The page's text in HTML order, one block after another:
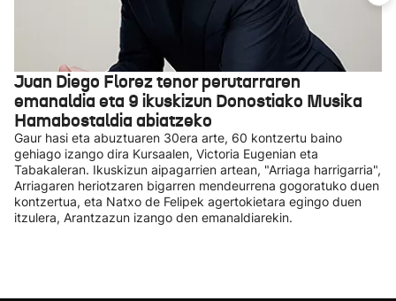
Juan Diego Florez tenor perutarraren
emanaldia eta 9 ikuskizun Donostiako Musika
Hamabostaldia abiatzeko
Gaur hasi eta abuztuaren 30era arte, 60 kontzertu baino
gehiago izango dira Kursaalen, Victoria Eugenian eta
Tabakaleran. Ikuskizun aipagarrien artean, "Arriaga harrigarria",
Arriagaren heriotzaren bigarren mendeurrena gogoratuko duen
kontzertua, eta Natxo de Felipek agertokietara egingo duen
itzulera, Arantzazun izango den emanaldiarekin.